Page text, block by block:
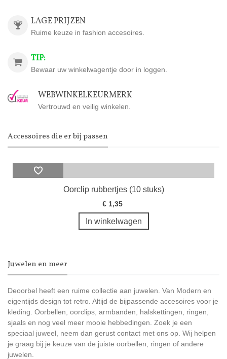
LAGE PRIJZEN
Ruime keuze in fashion accesoires.
TIP:
Bewaar uw winkelwagentje door in loggen.
WEBWINKELKEURMERK
Vertrouwd en veilig winkelen.
Accessoires die er bij passen
Oorclip rubbertjes (10 stuks)
€ 1,35
In winkelwagen
Juwelen en meer
Deoorbel heeft een ruime collectie aan juwelen. Van Modern en
eigentijds design tot retro. Altijd de bijpassende accesoires voor je
kleding. Oorbellen, oorclips, armbanden, halskettingen, ringen,
sjaals en nog veel meer mooie hebbedingen. Zoek je een
speciaal juweel, neem dan gerust contact met ons op. Wij helpen
je graag bij je keuze van de juiste oorbellen, ringen of andere
juwelen.